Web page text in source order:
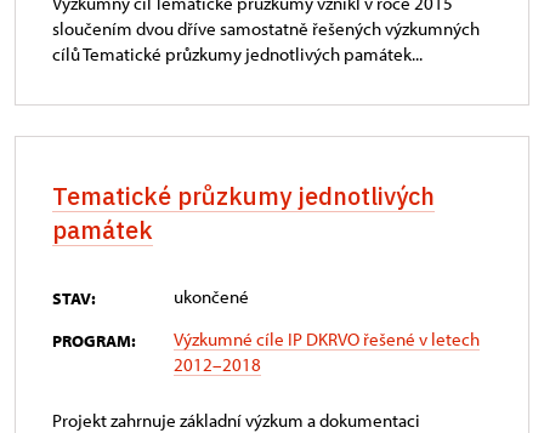
sloučením dvou dříve samostatně řešených výzkumných
cílů Tematické průzkumy jednotlivých památek...
Tematické průzkumy jednotlivých
památek
STAV: ukončené
PROGRAM:
Výzkumné cíle IP DKRVO řešené v letech
2012–2018
Projekt zahrnuje základní výzkum a dokumentaci